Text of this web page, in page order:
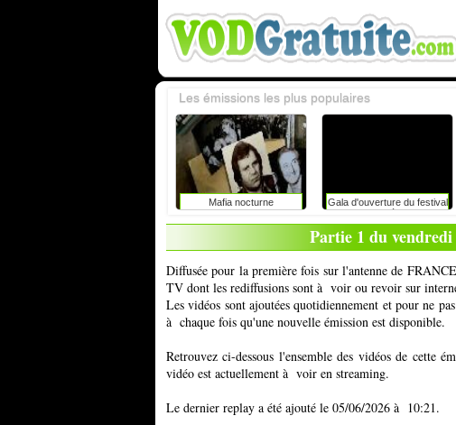
Mafia nocturne
Gala d'ouverture du festival
du rire de liège avec
caroline vigneaux: faut-il
toujours dire la vérité aux
enfants ?
Les émissions les plus populaires
Partie 1 du
Diffusée pour la première fois sur l'antenne de
TV dont les rediffusions sont à voir ou revoir sur
Les vidéos sont ajoutées quotidiennement et pour ne
à chaque fois qu'une nouvelle émission est disponible.
Retrouvez ci-dessous l'ensemble des vidéos de cette
vidéo est actuellement à voir en streaming.
Le dernier replay a été ajouté le 05/06/2026 à 10:21.